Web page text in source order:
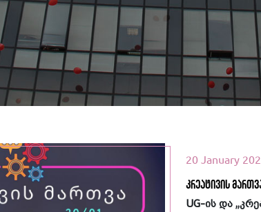
20 January
კრეატივის
UG-ის და